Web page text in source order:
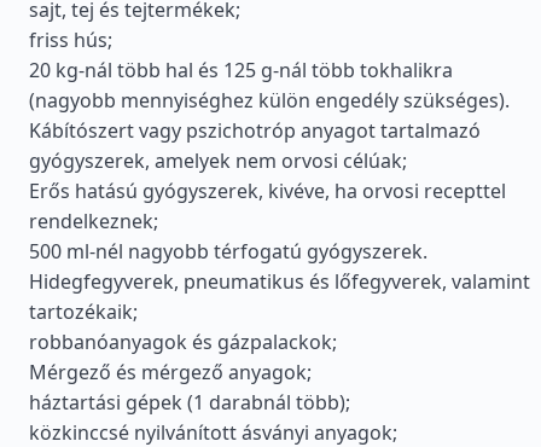
sajt, tej és tejtermékek;
friss hús;
20 kg-nál több hal és 125 g-nál több tokhalikra
(nagyobb mennyiséghez külön engedély szükséges).
Kábítószert vagy pszichotróp anyagot tartalmazó
gyógyszerek, amelyek nem orvosi célúak;
Erős hatású gyógyszerek, kivéve, ha orvosi recepttel
rendelkeznek;
500 ml-nél nagyobb térfogatú gyógyszerek.
Hidegfegyverek, pneumatikus és lőfegyverek, valamint
tartozékaik;
robbanóanyagok és gázpalackok;
Mérgező és mérgező anyagok;
háztartási gépek (1 darabnál több);
közkinccsé nyilvánított ásványi anyagok;